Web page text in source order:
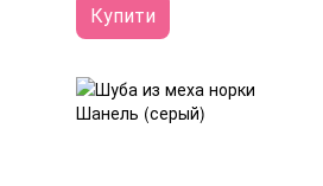
Купити